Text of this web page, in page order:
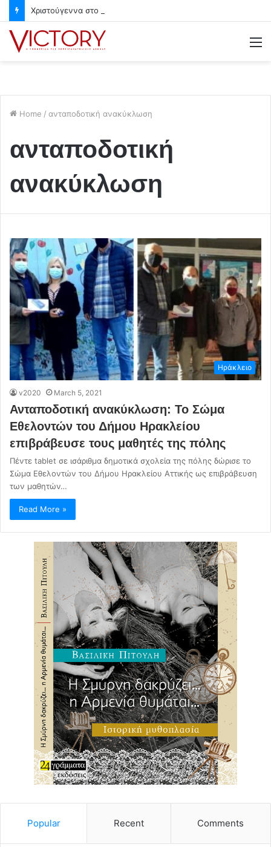
Home / ανταποδοτική ανακύκλωση
ανταποδοτική
ανακύκλωση
Ηράκλειο
v2020 March 5, 2021
Ανταποδοτική ανακύκλωση: Το Σώμα
Εθελοντών του Δήμου Ηρακλείου
επιβράβευσε τους μαθητές της πόλης
Πέντε tablet σε ισάριθμα δημοτικά σχολεία της πόλης δώρισε το
Σώμα Εθελοντών του Δήμου Ηρακλείου Αττικής ως επιβράβευση
των μαθητών…
Read More »
Popular Recent Comments